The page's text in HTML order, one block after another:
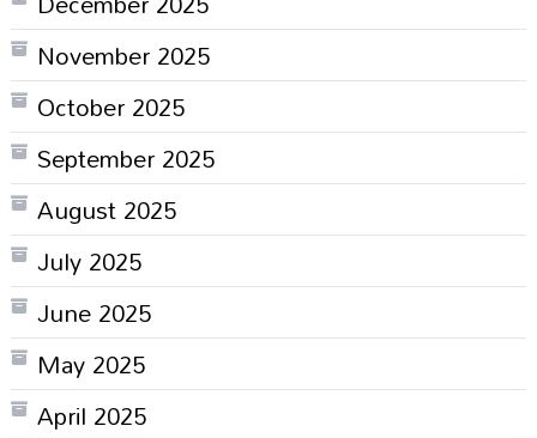
November 2025
October 2025
September 2025
August 2025
July 2025
June 2025
May 2025
April 2025